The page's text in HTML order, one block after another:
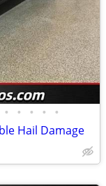
• • • • •
Hail Damage